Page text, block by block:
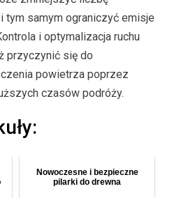
tym samym ograniczyć emisje
i optymalizacja ruchu
przyczynić się do
powietrza poprzez
czasów podróży.
Nowoczesne i bezpieczne
pilarki do drewna